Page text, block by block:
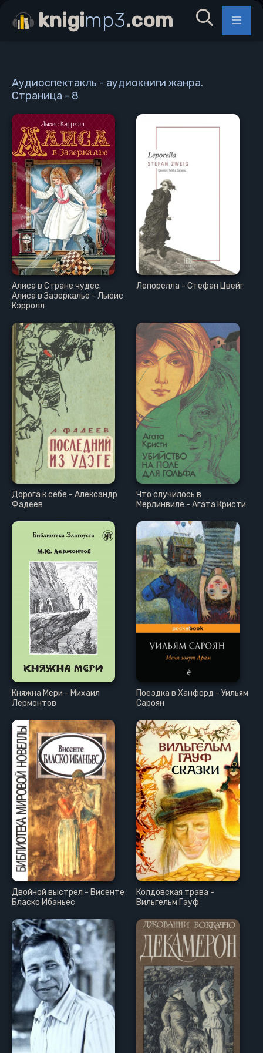
Аудиоспектакль - аудиокниги жанра.
Страница - 8
Алиса в Стране чудес.
Алиса в Зазеркалье - Льюис
Кэрролл
Лепорелла - Стефан Цвейг
Дорога к себе - Александр
Фадеев
Что случилось в
Мерлинвиле - Агата Кристи
Княжна Мери - Михаил
Лермонтов
Поездка в Ханфорд - Уильям
Сароян
Двойной выстрел - Висенте
Бласко Ибаньес
Колдовская трава -
Вильгельм Гауф
knigimp3.com